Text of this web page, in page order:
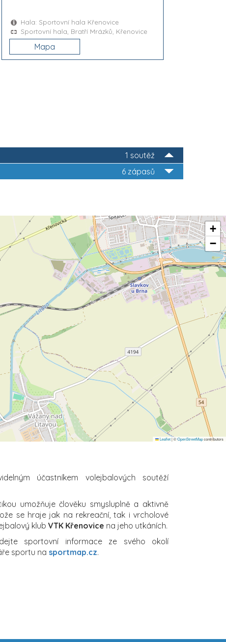
Hala: Sportovní hala Křenovice
Sportovní hala, Bratří Mrázků, Křenovice
Mapa
1 soutěž
6 zápasů
+
−
Leaflet|©OpenStreetMapcontributors
účastníkem volejbalových soutěží
umožňuje člověku smysluplně a aktivně
se hraje jak na rekreační, tak i vrcholové
klub VTK Křenovice na jeho utkáních.
sportovní informace ze svého okolí
sportu na sportmap.cz.